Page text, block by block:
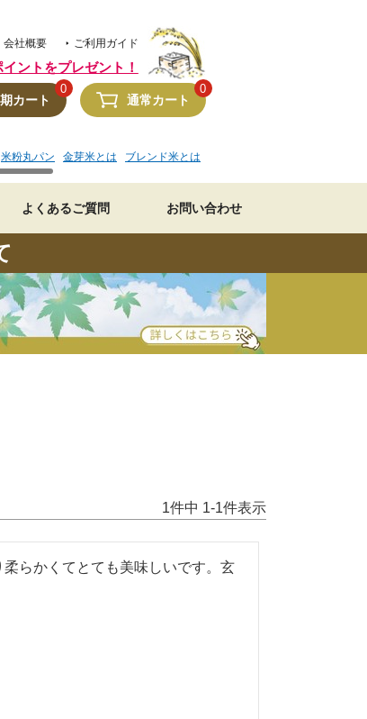
会社概要 ご利用ガイド
ントをプレゼント！
カート
0
通常カート
0
米粉丸パン 金芽米とは ブレンド米とは
よくあるご質問 お問い合わせ
1件中 1-1件表示
らかくてとても美味しいです。玄